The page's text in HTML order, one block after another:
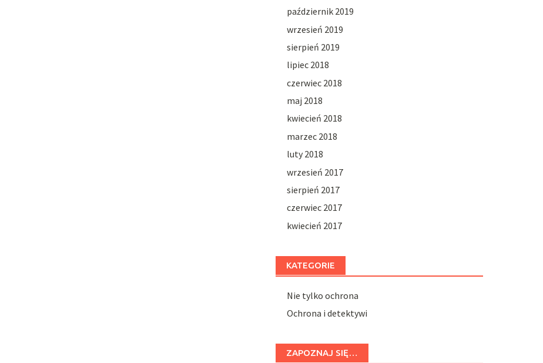
październik 2019
wrzesień 2019
sierpień 2019
lipiec 2018
czerwiec 2018
maj 2018
kwiecień 2018
marzec 2018
luty 2018
wrzesień 2017
sierpień 2017
czerwiec 2017
kwiecień 2017
KATEGORIE
Nie tylko ochrona
Ochrona i detektywi
ZAPOZNAJ SIĘ…